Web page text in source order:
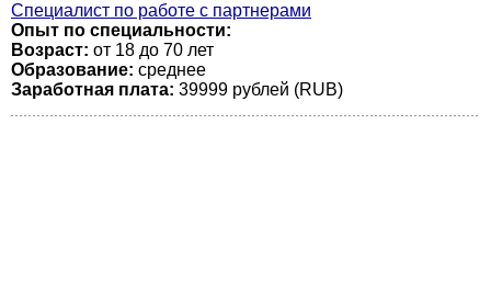
Специалист по работе с партнерами
Опыт по специальности:
Возраст: от 18 до 70 лет
Образование: среднее
Заработная плата: 39999 рублей (RUB)